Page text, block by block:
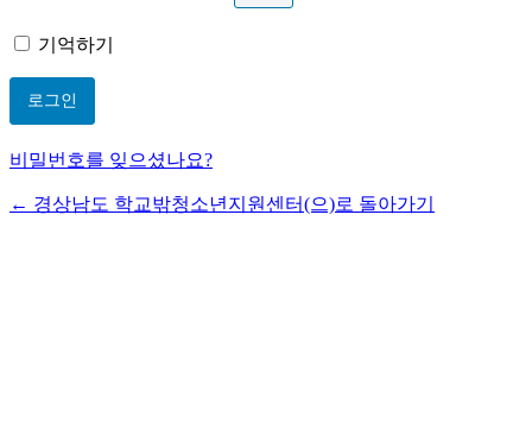
기억하기
비밀번호를 잊으셨나요?
← 경상남도 학교밖청소년지원센터(으)로 돌아가기